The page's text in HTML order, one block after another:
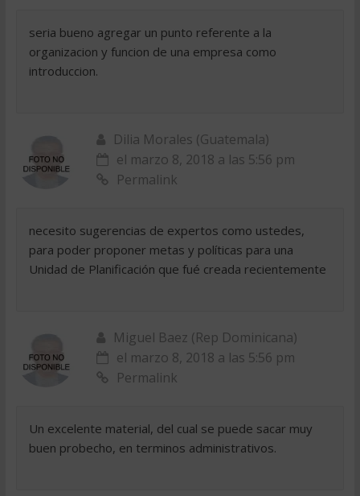
seria bueno agregar un punto referente a la
organizacion y funcion de una empresa como
introduccion.
Dilia Morales (Guatemala)
el marzo 8, 2018 a las 5:56 pm
Permalink
necesito sugerencias de expertos como ustedes,
para poder proponer metas y políticas para una
Unidad de Planificación que fué creada recientemente
Miguel Baez (Rep Dominicana)
el marzo 8, 2018 a las 5:56 pm
Permalink
Un excelente material, del cual se puede sacar muy
buen probecho, en terminos administrativos.